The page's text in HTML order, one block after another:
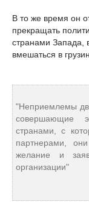
В то же время он
прекращать
странами Запада,
вмешаться в
"Неприемлемы
совершающие
странами, с
партнерами,
желание и
организации"